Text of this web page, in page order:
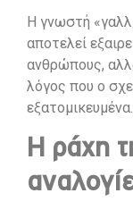
Η γνωστή
αποτελεί
ανθρώπους,
λόγος που ο
εξατομικευμένα.
Η ράχη